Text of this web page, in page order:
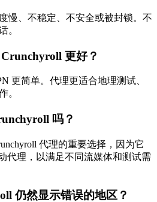
慢、不稳定、不安全或被封锁。不
。
更好？
更简单。代理更适合地理测试、
。
吗？
代理的重要选择，因为它
代理，以满足不同流媒体和测试需
仍然显示错误的地区？